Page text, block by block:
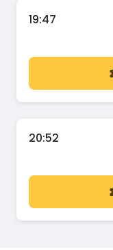
19:47
20:52